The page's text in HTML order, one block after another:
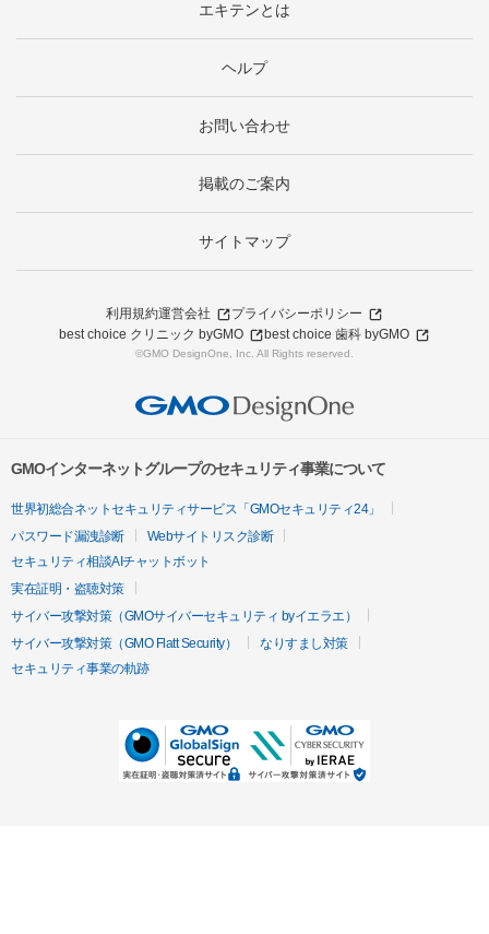
エキテンとは
ヘルプ
お問い合わせ
掲載のご案内
サイトマップ
利用規約運営会社
プライバシーポリシー
best choice クリニック byGMO
best choice 歯科 byGMO
©GMO DesignOne, Inc. All Rights reserved.
GMOインターネットグループのセキュリティ事業について
世界初総合ネットセキュリティサービス「GMOセキュリティ24」
パスワード漏洩診断
Webサイトリスク診断
セキュリティ相談AIチャットボット
実在証明・盗聴対策
サイバー攻撃対策（GMOサイバーセキュリティ byイエラエ）
サイバー攻撃対策（GMO Flatt Security）
なりすまし対策
セキュリティ事業の軌跡